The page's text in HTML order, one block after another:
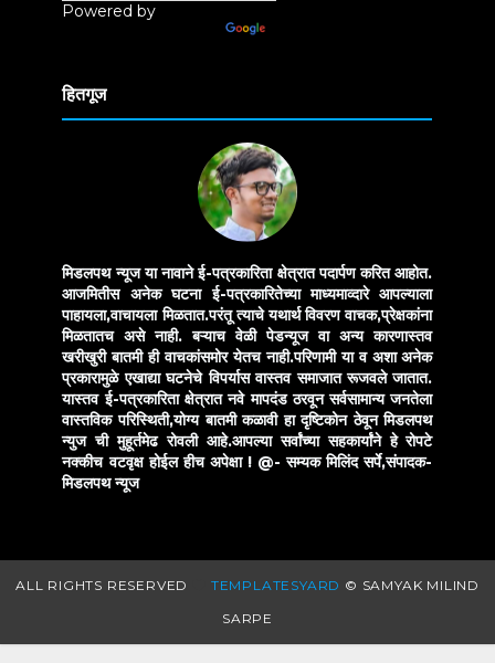
Powered by
हितगूज
मिडलपथ न्यूज या नावाने ई-पत्रकारिता क्षेत्रात पदार्पण करित आहोत.
आजमितीस अनेक घटना ई-पत्रकारितेच्या माध्यमाव्दारे आपल्याला
पाहायला,वाचायला मिळतात.परंतू त्याचे यथार्थ विवरण वाचक,प्रेक्षकांना
मिळतातच असे नाही. बऱ्याच वेळी पेडन्यूज वा अन्य कारणास्तव
खरीखुरी बातमी ही वाचकांसमोर येतच नाही.परिणामी या व अशा अनेक
प्रकारामुळे एखाद्या घटनेचे विपर्यास वास्तव समाजात रूजवले जातात.
यास्तव ई-पत्रकारिता क्षेत्रात नवे मापदंड ठरवून सर्वसामान्य जनतेला
वास्तविक परिस्थिती,योग्य बातमी कळावी हा दृष्टिकोन ठेवून मिडलपथ
न्युज ची मुहूर्तमेढ रोवली आहे.आपल्या सर्वांच्या सहकार्यांने हे रोपटे
नक्कीच वटवृक्ष होईल हीच अपेक्षा ! @- सम्यक मिलिंद सर्पे,संपादक-
मिडलपथ न्यूज
ALL RIGHTS RESERVED TEMPLATESYARD © SAMYAK MILIND
SARPE